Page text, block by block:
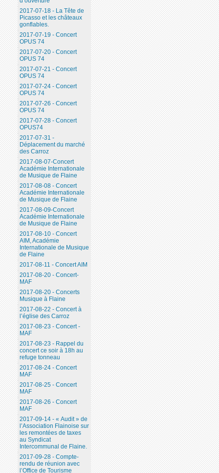
2017-07-18 - La Tête de
Picasso et les châteaux
gonflables.
2017-07-19 - Concert
OPUS 74
2017-07-20 - Concert
OPUS 74
2017-07-21 - Concert
OPUS 74
2017-07-24 - Concert
OPUS 74
2017-07-26 - Concert
OPUS 74
2017-07-28 - Concert
OPUS74
2017-07-31 -
Déplacement du marché
des Carroz
2017-08-07-Concert
Académie Internationale
de Musique de Flaine
2017-08-08 - Concert
Académie Internationale
de Musique de Flaine
2017-08-09-Concert
Académie Internationale
de Musique de Flaine
2017-08-10 - Concert
AIM, Académie
Internationale de Musique
de Flaine
2017-08-11 - Concert AIM
2017-08-20 - Concert-
MAF
2017-08-20 - Concerts
Musique à Flaine
2017-08-22 - Concert à
l’église des Carroz
2017-08-23 - Concert -
MAF
2017-08-23 - Rappel du
concert ce soir à 18h au
refuge tonneau
2017-08-24 - Concert
MAF
2017-08-25 - Concert
MAF
2017-08-26 - Concert
MAF
2017-09-14 - « Audit » de
l’Association Flainoise sur
les remontées de taxes
au Syndicat
Intercommunal de Flaine.
2017-09-28 - Compte-
rendu de réunion avec
l’Office de Tourisme